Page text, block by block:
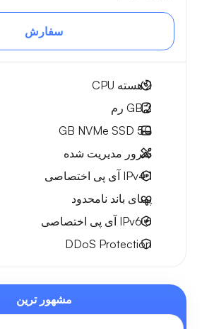
سفارش
2هسته CPU
2 GB
رم
50 GB
NVMe SSD
سرور مدیریت شده
1 IPv4
آی پی اختصاصی
پهنای باند نامحدود
6 IPv6
آی پی اختصاصی
DDoS Protection
مشهور ترین